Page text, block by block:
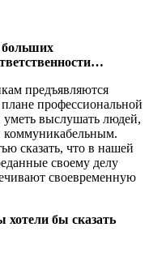
больших
предъявляются
профессиональной
выслушать людей,
коммуникабельным.
сказать, что в нашей
своему делу
своевременную
бы сказать